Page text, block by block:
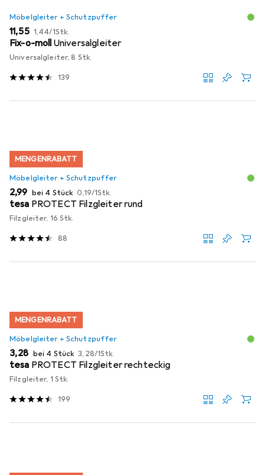
Möbelgleiter + Schutzpuffer
EUR
11,55 EUR
1,44/1Stk.
Fix-o-moll Universalgleiter
Universalgleiter, 8 Stk.
139
MENGENRABATT
Möbelgleiter + Schutzpuffer
EUR
2,99 bei 4 Stück EUR
0,19/1Stk.
tesa PROTECT Filzgleiter rund
Filzgleiter, 16 Stk.
88
MENGENRABATT
Möbelgleiter + Schutzpuffer
EUR
3,28 bei 4 Stück EUR
3,28/1Stk.
tesa PROTECT Filzgleiter rechteckig
Filzgleiter, 1 Stk.
199